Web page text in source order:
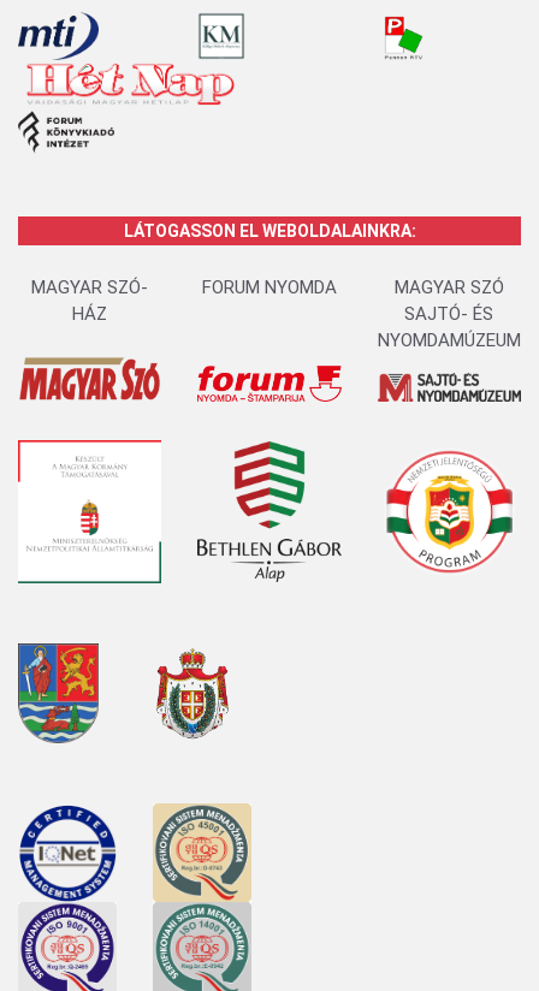
LÁTOGASSON EL WEBOLDALAINKRA:
MAGYAR SZÓ-
HÁZ
FORUM NYOMDA
MAGYAR SZÓ
SAJTÓ- ÉS
NYOMDAMÚZEUM